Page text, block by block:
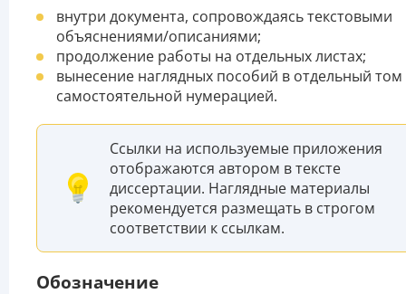
внутри документа, сопровождаясь текстовыми
объяснениями/описаниями;
продолжение работы на отдельных листах;
вынесение наглядных пособий в отдельный том
самостоятельной нумерацией.
Ссылки на используемые приложения
отображаются автором в тексте
диссертации. Наглядные материалы
рекомендуется размещать в строгом
соответствии к ссылкам.
Обозначение